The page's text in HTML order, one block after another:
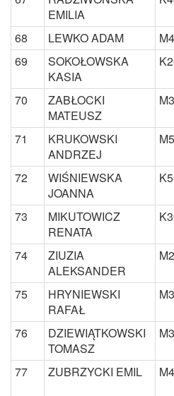
EMILIA
68 LEWKO ADAM
69
SOKOŁOWSKA
KASIA
70
ZABŁOCKI
MATEUSZ
71
KRUKOWSKI
ANDRZEJ
72
WIŚNIEWSKA
JOANNA
73
MIKUTOWICZ
RENATA
74
ZIUZIA
ALEKSANDER
75
HRYNIEWSKI
RAFAŁ
76
DZIEWIĄTKOWSKI
TOMASZ
77 ZUBRZYCKI EMIL